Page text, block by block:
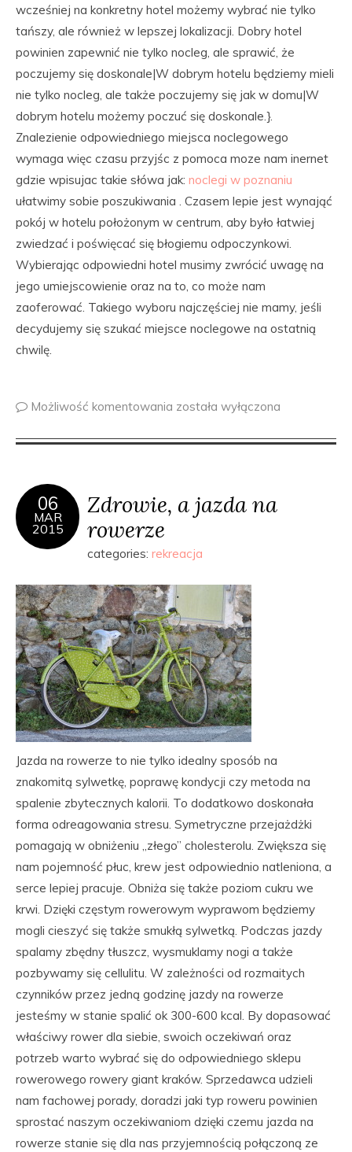
wcześniej na konkretny hotel możemy wybrać nie tylko
tańszy, ale również w lepszej lokalizacji. Dobry hotel
powinien zapewnić nie tylko nocleg, ale sprawić, że
poczujemy się doskonale|W dobrym hotelu będziemy mieli
nie tylko nocleg, ale także poczujemy się jak w domu|W
dobrym hotelu możemy poczuć się doskonale.}.
Znalezienie odpowiedniego miejsca noclegowego
wymaga więc czasu przyjśc z pomoca moze nam inernet
gdzie wpisujac takie słówa jak: noclegi w poznaniu
ułatwimy sobie poszukiwania . Czasem lepie jest wynająć
pokój w hotelu położonym w centrum, aby było łatwiej
zwiedzać i poświęcać się błogiemu odpoczynkowi.
Wybierając odpowiedni hotel musimy zwrócić uwagę na
jego umiejscowienie oraz na to, co może nam
zaoferować. Takiego wyboru najczęściej nie mamy, jeśli
decydujemy się szukać miejsce noclegowe na ostatnią
chwilę.
Możliwość komentowania została wyłączona
06
MAR
2015
Zdrowie, a jazda na
rowerze
categories: rekreacja
Jazda na rowerze to nie tylko idealny sposób na
znakomitą sylwetkę, poprawę kondycji czy metoda na
spalenie zbytecznych kalorii. To dodatkowo doskonała
forma odreagowania stresu. Symetryczne przejażdżki
pomagają w obniżeniu „złego” cholesterolu. Zwiększa się
nam pojemność płuc, krew jest odpowiednio natleniona, a
serce lepiej pracuje. Obniża się także poziom cukru we
krwi. Dzięki częstym rowerowym wyprawom będziemy
mogli cieszyć się także smukłą sylwetką. Podczas jazdy
spalamy zbędny tłuszcz, wysmuklamy nogi a także
pozbywamy się cellulitu. W zależności od rozmaitych
czynników przez jedną godzinę jazdy na rowerze
jesteśmy w stanie spalić ok 300-600 kcal. By dopasować
właściwy rower dla siebie, swoich oczekiwań oraz
potrzeb warto wybrać się do odpowiedniego sklepu
rowerowego rowery giant kraków. Sprzedawca udzieli
nam fachowej porady, doradzi jaki typ roweru powinien
sprostać naszym oczekiwaniom dzięki czemu jazda na
rowerze stanie się dla nas przyjemnością połączoną ze